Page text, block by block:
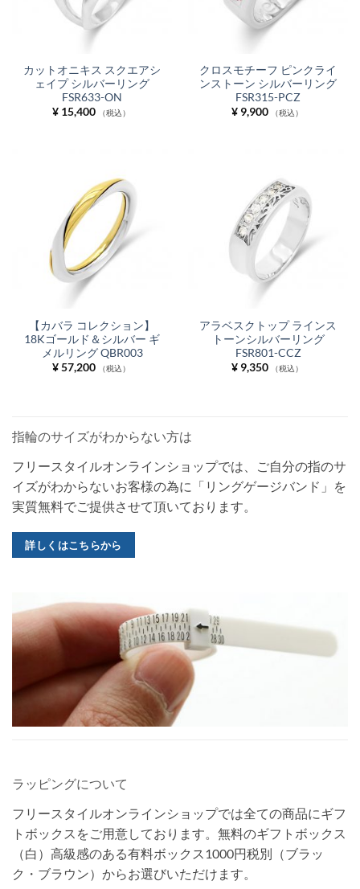
カットオニキス スクエアシ
ェイプ シルバーリング
FSR633-ON
¥15,400 （税込）
クロスモチーフ ピンクライ
ンストーン シルバーリング
FSR315-PCZ
¥9,900 （税込）
【カバラ コレクション】
18Kゴールド＆シルバー ギ
メルリング QBR003
¥57,200 （税込）
アラベスクトップ ラインス
トーンシルバーリング
FSR801-CCZ
¥9,350 （税込）
指輪のサイズがわからない方は
フリースタイルオンラインショップでは、ご自分の指のサ
イズがわからないお客様の為に「リングゲージバンド」を
実質無料でご提供させて頂いております。
詳しくはこちらから
ラッピングについて
フリースタイルオンラインショップでは全ての商品にギフ
トボックスをご用意しております。無料のギフトボックス
（白）高級感のある有料ボックス1000円税別（ブラッ
ク・ブラウン）からお選びいただけます。